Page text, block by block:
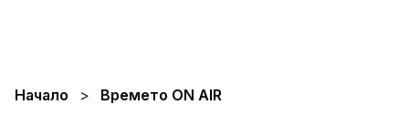
Начало Времето ON AIR